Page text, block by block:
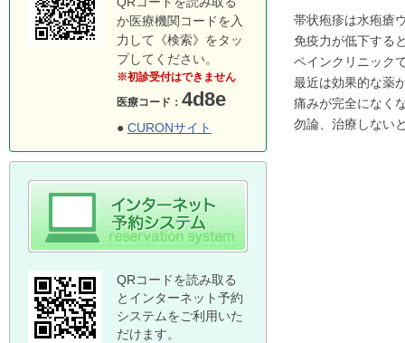
帯状疱疹は水疱瘡
免疫力が低下する
ペインクリニック
最近は効果的な薬
痛みが完全になく
勿論、治療しない
か医療機関コードを入
力して《検索》をタッ
プしてください。
※初診受付はできません
医療コード： 4d8e
● CURONサイト
QRコードを読み取る
とインターネット予約
システムをご利用いた
だけます。